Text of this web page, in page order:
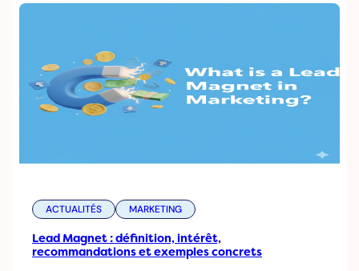
ACTUALITÉS MARKETING
Lead Magnet : définition, intérêt,
recommandations et exemples concrets